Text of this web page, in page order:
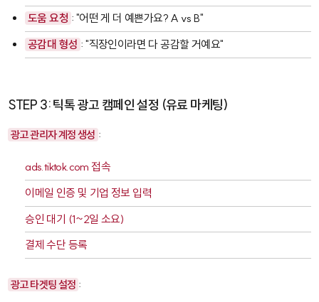
도움 요청 : "어떤 게 더 예쁜가요? A vs B"
공감대 형성 : "직장인이라면 다 공감할 거예요"
STEP 3: 틱톡 광고 캠페인 설정 (유료 마케팅)
광고 관리자 계정 생성 :
ads.tiktok.com 접속
이메일 인증 및 기업 정보 입력
승인 대기 (1~2일 소요)
결제 수단 등록
광고 타겟팅 설정 :